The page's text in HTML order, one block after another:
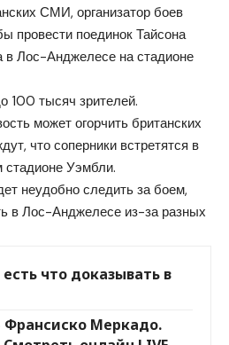
СМИ, организатор боев
провести поединок Тайсона
Лос-Анджелесе на стадионе
100 тысяч зрителей.
может огорчить британских
что соперники встретятся в
стадионе Уэмбли.
неудобно следить за боем,
в Лос-Анджелесе из-за разных
что доказывать в
Меркадо.